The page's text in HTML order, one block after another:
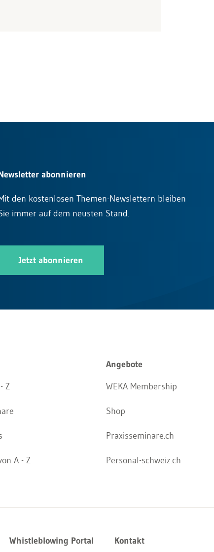
abonnieren
den kostenlosen Themen-Newslettern bleiben
immer auf dem neusten Stand.
Jetzt abonnieren
Z
A - Z
Angebote
WEKA Membership
Shop
Praxisseminare.ch
Personal-schweiz.ch
Whistleblowing Portal Kontakt